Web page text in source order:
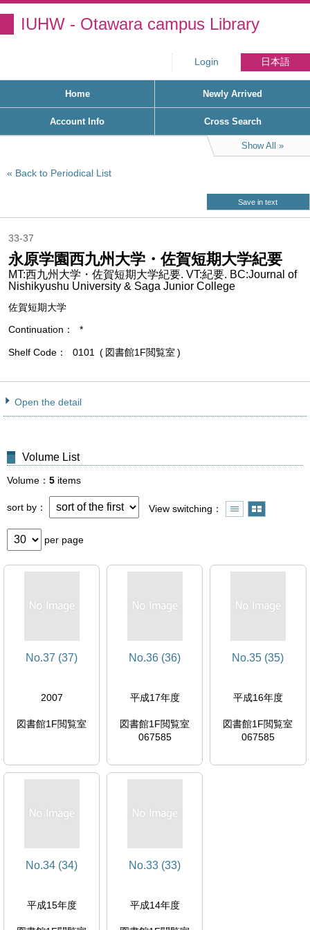
IUHW - Otawara campus Library
Login 日本語
Home Newly Arrived
Account Info Cross Search
Show All
Back to Periodical List
Save in text
33-37
永原学園西九州大学・佐賀短期大学紀要
MT:西九州大学・佐賀短期大学紀要. VT:紀要. BC:Journal of
Nishikyushu University & Saga Junior College
佐賀短期大学
Continuation
*
Shelf Code 0101 図書館1F閲覧室
Open the detail
Volume List
Volume 5 items
sort by View switching
per page
No.37 (37)
2007
図書館1F閲覧室
No.36 (36)
平成17年度
図書館1F閲覧室
067585
No.35 (35)
平成16年度
図書館1F閲覧室
067585
No.34 (34)
平成15年度
No.33 (33)
平成14年度